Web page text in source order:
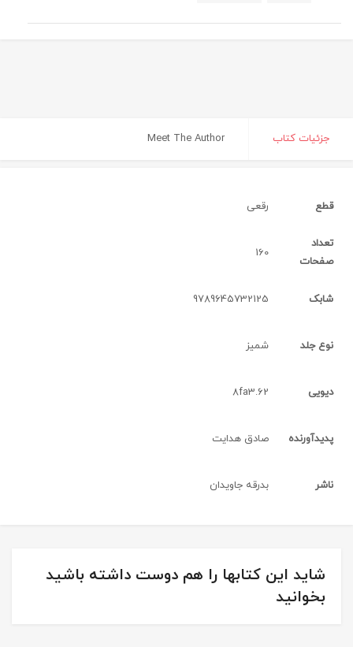
جزئیات کتاب Meet The Author
قطع رقعی‌
تعداد
صفحات
160
شابک 9789645732125
نوع جلد شمیز
دیویی 8fa3.62
پدیدآورنده صادق هدایت
ناشر بدرقه جاویدان
شاید این کتابها را هم دوست داشته باشید
بخوانید